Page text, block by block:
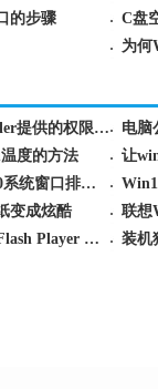
的步骤
C盘
为何
Win7系统更改或删除文件提示需要Trustedinstaller提供的权限解决
电脑
度的方法
让
W10系统窗口排列怎么设置 修改技术员联盟W10系统窗口排列的方法
变成炫酷
联想
Win8.1 IE flash插件不可用怎么办？如何时修复Flash Player 插件
装机